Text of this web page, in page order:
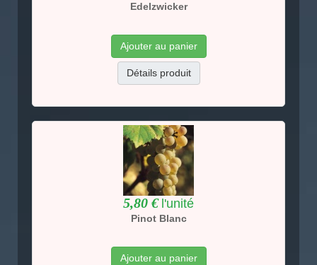
Edelzwicker
Ajouter au panier
Détails produit
5,80 € l'unité
Pinot Blanc
Ajouter au panier